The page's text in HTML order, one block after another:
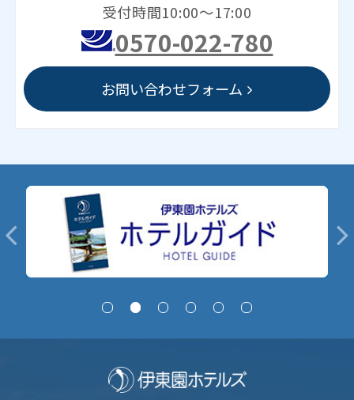
受付時間10:00～17:00
0570-022-780
お問い合わせフォーム